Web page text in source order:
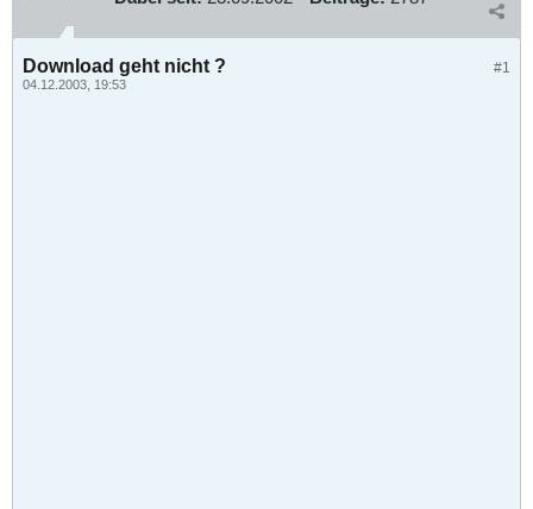
#1
Download geht nicht ?
04.12.2003, 19:53